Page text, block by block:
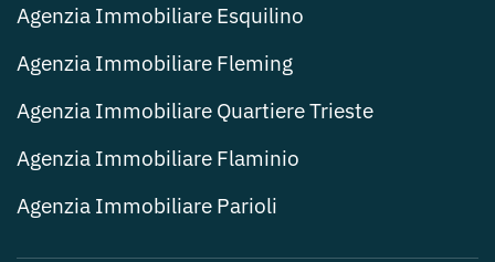
Agenzia Immobiliare Esquilino
Agenzia Immobiliare Fleming
Agenzia Immobiliare Quartiere Trieste
Agenzia Immobiliare Flaminio
Agenzia Immobiliare Parioli